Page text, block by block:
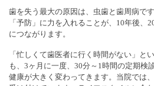
歯を失う最大の原因は、虫歯と歯周病で
「予防」に力を入れることが、10年後、
につながります。
「忙しくて歯医者に行く時間がない」と
も、3ヶ月に一度、30分～1時間の定期検
健康が大きく変わってきます。当院では